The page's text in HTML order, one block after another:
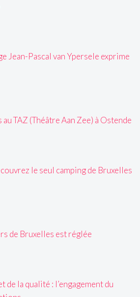
Jean-Pascal van Ypersele exprime
TAZ (Théâtre Aan Zee) à Ostende
le seul camping de Bruxelles
de Bruxelles est réglée
de la qualité : l’engagement du